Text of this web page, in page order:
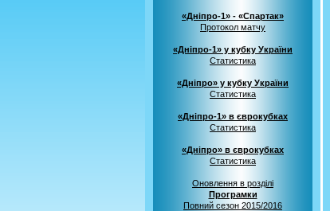
«Дніпро-1» - «Спартак»
Протокол матчу
«Дніпро-1» у кубку України
Статистика
«Дніпро» у кубку України
Статистика
«Дніпро-1» в єврокубках
Статистика
«Дніпро» в єврокубках
Статистика
Оновлення в розділі
Програмки
Повний сезон 2015/2016